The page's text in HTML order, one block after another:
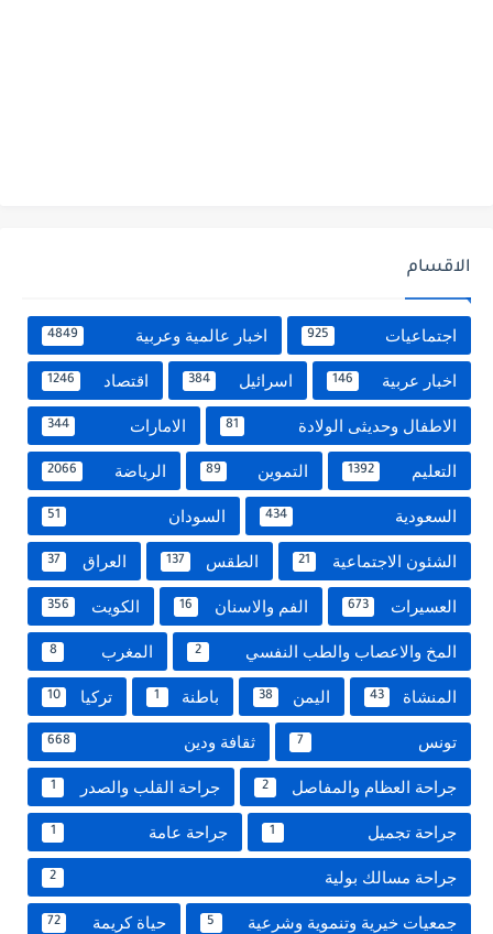
الاقسام
اجتماعيات 925 اخبار عالمية وعربية 4849
اخبار عربية 146 اسرائيل 384 اقتصاد 1246
الاطفال وحديثى الولادة 81 الامارات 344
التعليم 1392 التموين 89 الرياضة 2066
السعودية 434 السودان 51
الشئون الاجتماعية 21 الطقس 137 العراق 37
العسيرات 673 الفم والاسنان 16 الكويت 356
المخ والاعصاب والطب النفسي 2 المغرب 8
المنشاة 43 اليمن 38 باطنة 1 تركيا 10
تونس 7 ثقافة ودين 668
جراحة العظام والمفاصل 2 جراحة القلب والصدر 1
جراحة تجميل 1 جراحة عامة 1
جراحة مسالك بولية 2
جمعيات خيرية وتنموية وشرعية 5 حياة كريمة 72